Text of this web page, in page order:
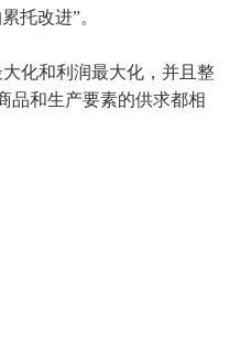
托改进”。
化和利润最大化，并且整
品和生产要素的供求都相